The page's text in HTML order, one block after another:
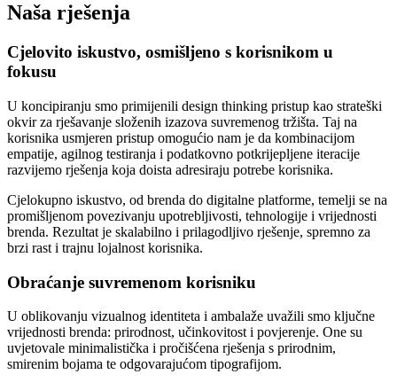
Naša rješenja
Cjelovito iskustvo, osmišljeno s korisnikom u
fokusu
U koncipiranju smo primijenili design thinking pristup kao strateški
okvir za rješavanje složenih izazova suvremenog tržišta. Taj na
korisnika usmjeren pristup omogućio nam je da kombinacijom
empatije, agilnog testiranja i podatkovno potkrijepljene iteracije
razvijemo rješenja koja doista adresiraju potrebe korisnika.
Cjelokupno iskustvo, od brenda do digitalne platforme, temelji se na
promišljenom povezivanju upotrebljivosti, tehnologije i vrijednosti
brenda. Rezultat je skalabilno i prilagodljivo rješenje, spremno za
brzi rast i trajnu lojalnost korisnika.
Obraćanje suvremenom korisniku
U oblikovanju vizualnog identiteta i ambalaže uvažili smo ključne
vrijednosti brenda: prirodnost, učinkovitost i povjerenje. One su
uvjetovale minimalistička i pročišćena rješenja s prirodnim,
smirenim bojama te odgovarajućom tipografijom.